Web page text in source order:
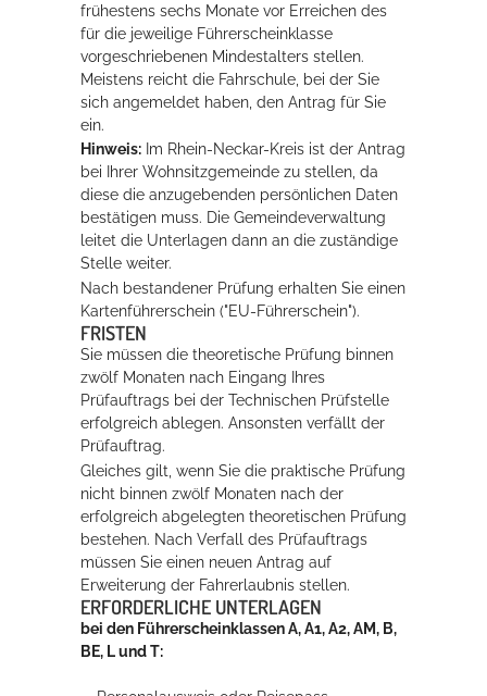
frühestens sechs Monate vor Erreichen des
für die jeweilige Führerscheinklasse
vorgeschriebenen Mindestalters stellen.
Meistens reicht die Fahrschule, bei der Sie
sich angemeldet haben, den Antrag für Sie
ein.
Hinweis: Im Rhein-Neckar-Kreis ist der Antrag
bei Ihrer Wohnsitzgemeinde zu stellen, da
diese die anzugebenden persönlichen Daten
bestätigen muss. Die Gemeindeverwaltung
leitet die Unterlagen dann an die zuständige
Stelle weiter.
Nach bestandener Prüfung erhalten Sie einen
Kartenführerschein ("EU-Führerschein").
FRISTEN
Sie müssen die theoretische Prüfung binnen
zwölf Monaten nach Eingang Ihres
Prüfauftrags bei der Technischen Prüfstelle
erfolgreich ablegen. Ansonsten verfällt der
Prüfauftrag.
Gleiches gilt, wenn Sie die praktische Prüfung
nicht binnen zwölf Monaten nach der
erfolgreich abgelegten theoretischen Prüfung
bestehen. Nach Verfall des Prüfauftrags
müssen Sie einen neuen Antrag auf
Erweiterung der Fahrerlaubnis stellen.
ERFORDERLICHE UNTERLAGEN
bei den Führerscheinklassen A, A1, A2, AM, B,
BE, L und T: